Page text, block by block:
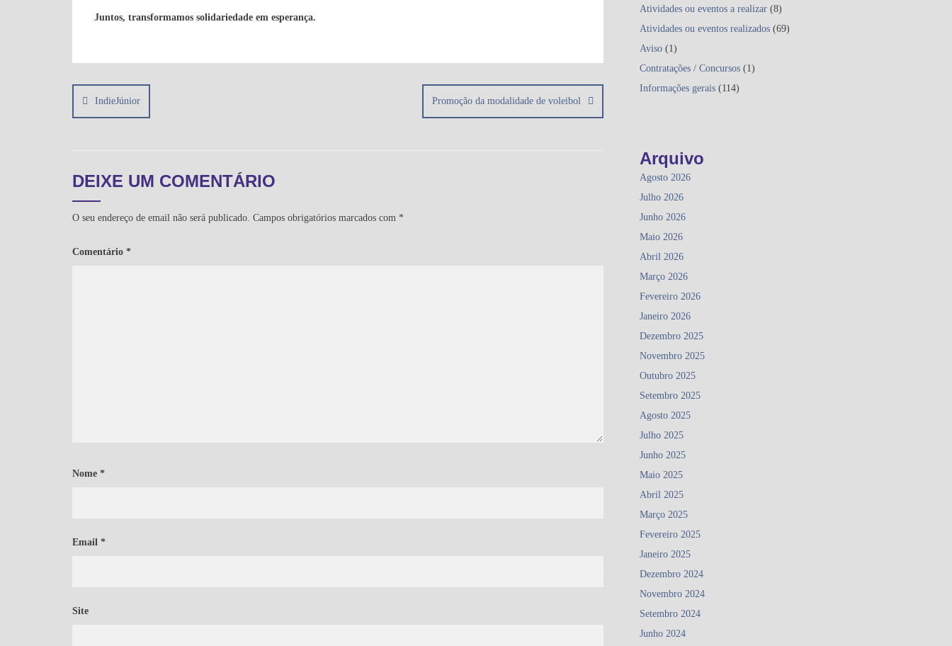
Juntos, transformamos solidariedade em esperança.
deIndieJúnior Promoção da modalidade de voleibol
DEIXE UM COMENTÁRIO
O seu endereço de email não será publicado. Campos obrigatórios marcados com *
Comentário *
Nome *
Email *
Site
Atividades ou eventos a realizar (8)
Atividades ou eventos realizados (69)
Aviso (1)
Contratações / Concursos (1)
Informações gerais (114)
Arquivo
Agosto 2026
Julho 2026
Junho 2026
Maio 2026
Abril 2026
Março 2026
Fevereiro 2026
Janeiro 2026
Dezembro 2025
Novembro 2025
Outubro 2025
Setembro 2025
Agosto 2025
Julho 2025
Junho 2025
Maio 2025
Abril 2025
Março 2025
Fevereiro 2025
Janeiro 2025
Dezembro 2024
Novembro 2024
Setembro 2024
Junho 2024